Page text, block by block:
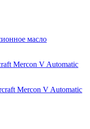
масло
Mercon V Automatic
Mercon V Automatic